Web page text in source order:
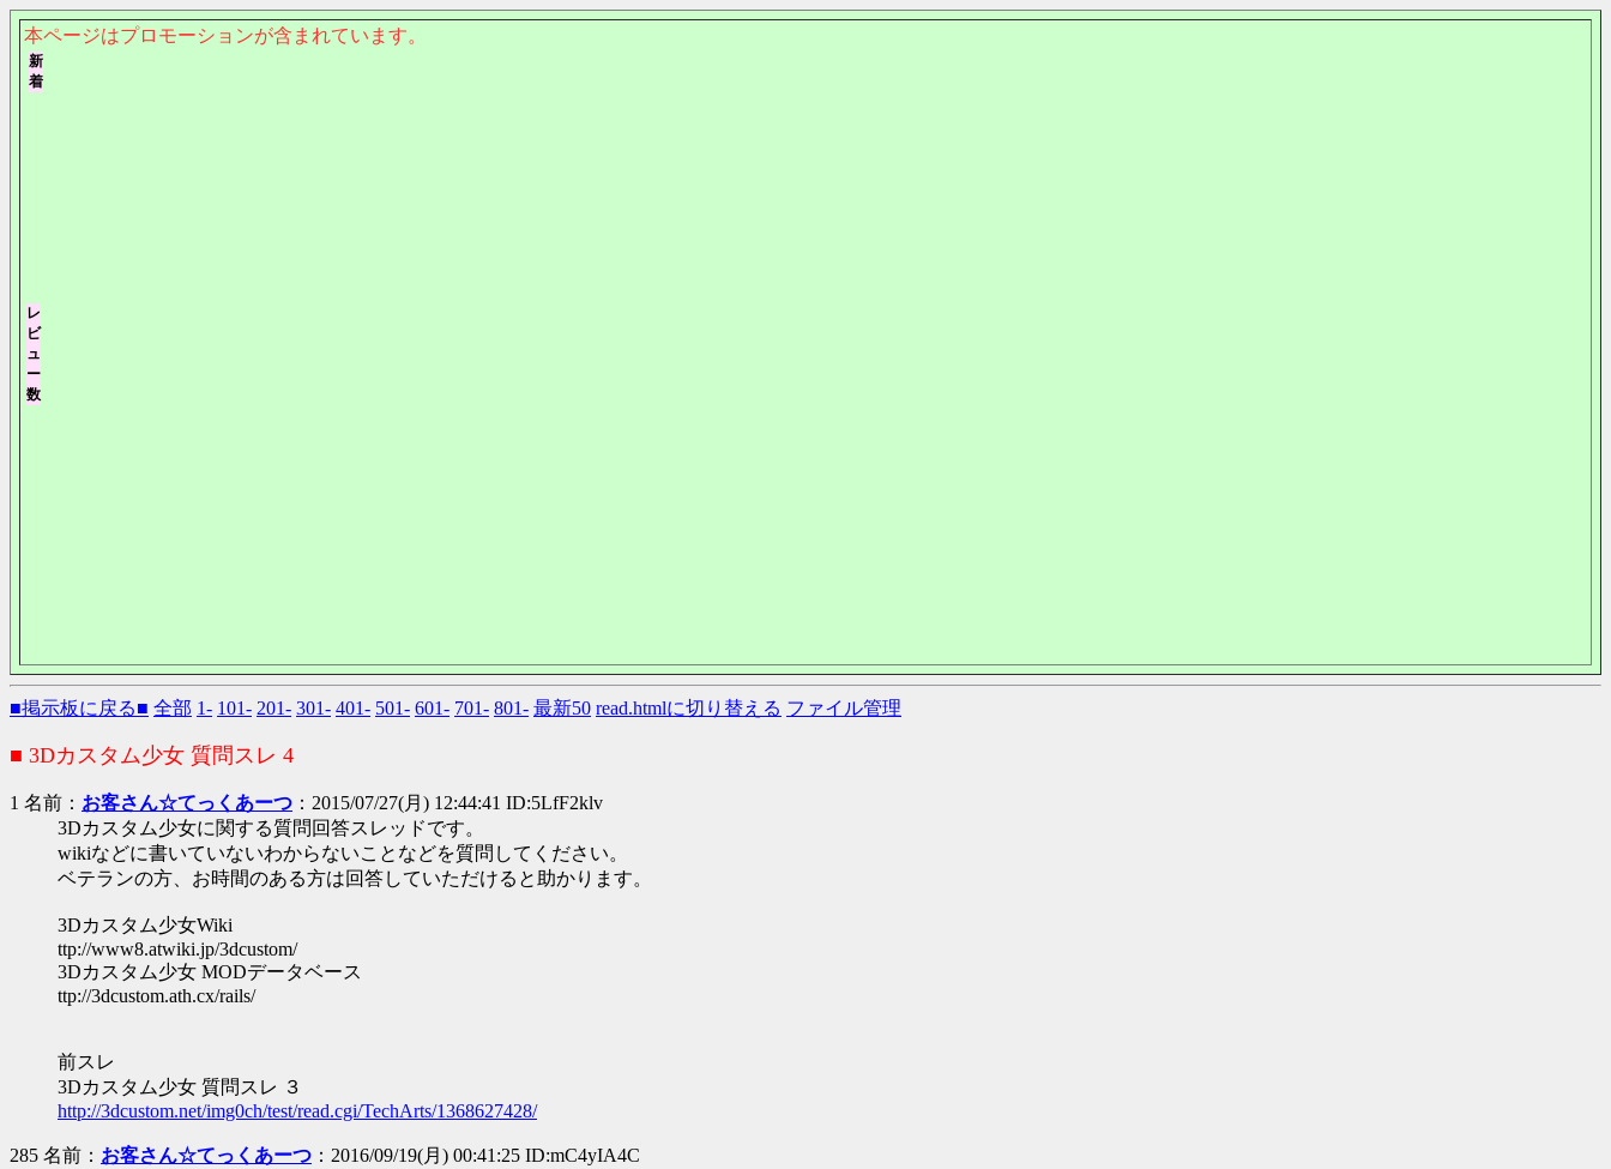
本ページはプロモーションが含まれています。
■掲示板に戻る■ 全部 1- 101- 201- 301- 401- 501- 601- 701- 801- 最新50 read.htmlに切り替える ファイル管理
■ 3Dカスタム少女 質問スレ 4
1 名前： お客さん☆てっくあーつ ：2015/07/27(月) 12:44:41 ID:5LfF2klv
3Dカスタム少女に関する質問回答スレッドです。
wikiなどに書いていないわからないことなどを質問してください。
ベテランの方、お時間のある方は回答していただけると助かります。
3Dカスタム少女Wiki
ttp://www8.atwiki.jp/3dcustom/
3Dカスタム少女 MODデータベース
ttp://3dcustom.ath.cx/rails/
前スレ
3Dカスタム少女 質問スレ ３
http://3dcustom.net/img0ch/test/read.cgi/TechArts/1368627428/
285 名前： お客さん☆てっくあーつ ：2016/09/19(月) 00:41:25 ID:mC4yIA4C